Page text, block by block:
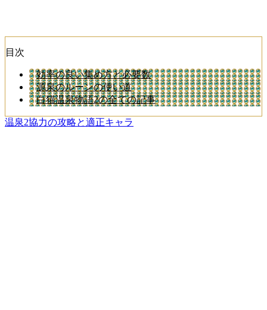
目次
効率の良い集め方と必要数
源泉のルーンの使い道
白猫温泉物語2の全ての記事
温泉2協力の攻略と適正キャラ